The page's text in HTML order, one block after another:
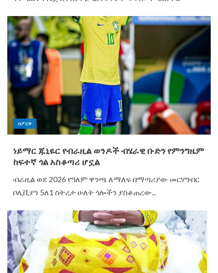
ስፖርት
ነይማር ጁኒዬር የብራዚል ወንዶች ብሄራዊ ቡድን የምንግዜም
ከፍተኛ ጎል አስቆጣሪ ሆኗል
ብራዚል ወደ 2026 የዓለም ዋንጫ ለማለፍ በማጣሪያው መርሃግብር
ቦሊቪያን 5ለ1 ስትረታ ሁለት ጎሎችን ያስቆጠረው...